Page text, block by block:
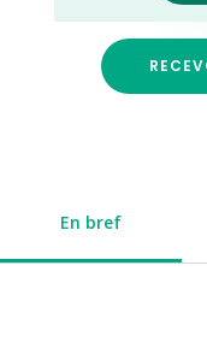
En bref